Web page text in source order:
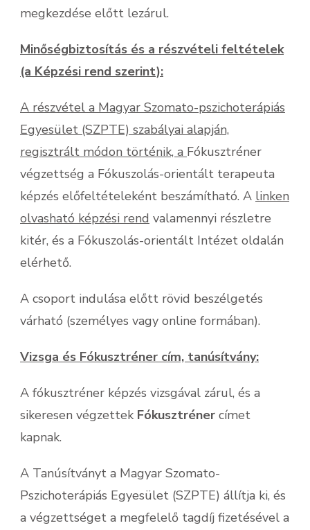
megkezdése előtt lezárul.
Minőségbiztosítás és a részvételi feltételek
(a Képzési rend szerint):
A részvétel a Magyar Szomato-pszichoterápiás
Egyesület (SZPTE) szabályai alapján,
regisztrált módon történik, a Fókusztréner
végzettség a Fókuszolás-orientált terapeuta
képzés előfeltételeként beszámítható. A linken
olvasható képzési rend valamennyi részletre
kitér, és a Fókuszolás-orientált Intézet oldalán
elérhető.
A csoport indulása előtt rövid beszélgetés
várható (személyes vagy online formában).
Vizsga és Fókusztréner cím, tanúsítvány:
A fókusztréner képzés vizsgával zárul, és a
sikeresen végzettek Fókusztréner címet
kapnak.
A Tanúsítványt a Magyar Szomato-
Pszichoterápiás Egyesület (SZPTE) állítja ki, és
a végzettséget a megfelelő tagdíj fizetésével a